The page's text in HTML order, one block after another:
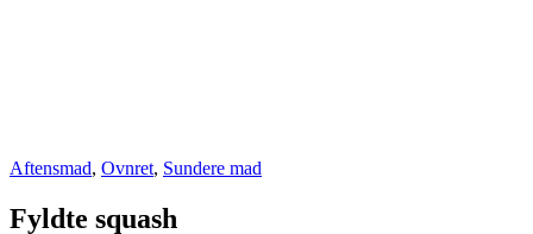
Aftensmad, Ovnret, Sundere mad
Fyldte squash